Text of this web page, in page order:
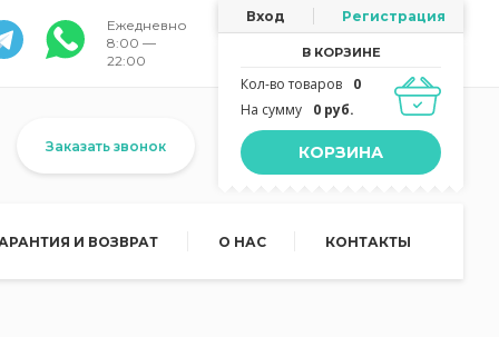
Ежедневно
8:00 —
22:00
Вход Регистрация
В КОРЗИНЕ
Кол-во товаров
0
На сумму
0 руб.
КОРЗИНА
Заказать звонок
И ВОЗВРАТ О НАС КОНТАКТЫ